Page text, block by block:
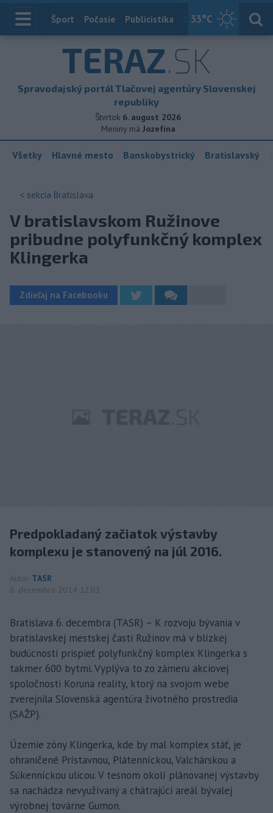
33°C
Index
Šport Počasie Publicistika Slovensko
TERAZ.SK
Spravodajský portál Tlačovej agentúry Slovenskej
republiky
Štvrtok 6. august 2026
Meniny má Jozefína
Všetky Hlavné mesto Banskobystrický Bratislavský
< sekcia Bratislava
V bratislavskom Ružinove
pribudne polyfunkčný komplex
Klingerka
Zdieľaj na Facebooku
Predpokladaný začiatok výstavby
komplexu je stanovený na júl 2016.
Autor TASR
6. decembra 2014 12:03
Bratislava 6. decembra (TASR) – K rozvoju bývania v
bratislavskej mestskej časti Ružinov má v blízkej
budúcnosti prispieť polyfunkčný komplex Klingerka s
takmer 600 bytmi. Vyplýva to zo zámeru akciovej
spoločnosti Koruna reality, ktorý na svojom webe
zverejnila Slovenská agentúra životného prostredia
(SAŽP).
Územie zóny Klingerka, kde by mal komplex stáť, je
ohraničené Prístavnou, Plátenníckou, Valchárskou a
Súkenníckou ulicou. V tesnom okolí plánovanej výstavby
sa nachádza nevyužívaný a chátrajúci areál bývalej
výrobnej továrne Gumon.